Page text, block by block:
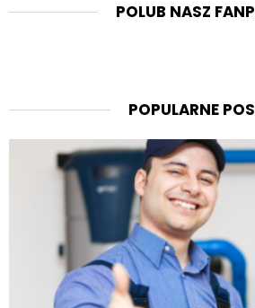
POLUB NASZ
POPULARNE